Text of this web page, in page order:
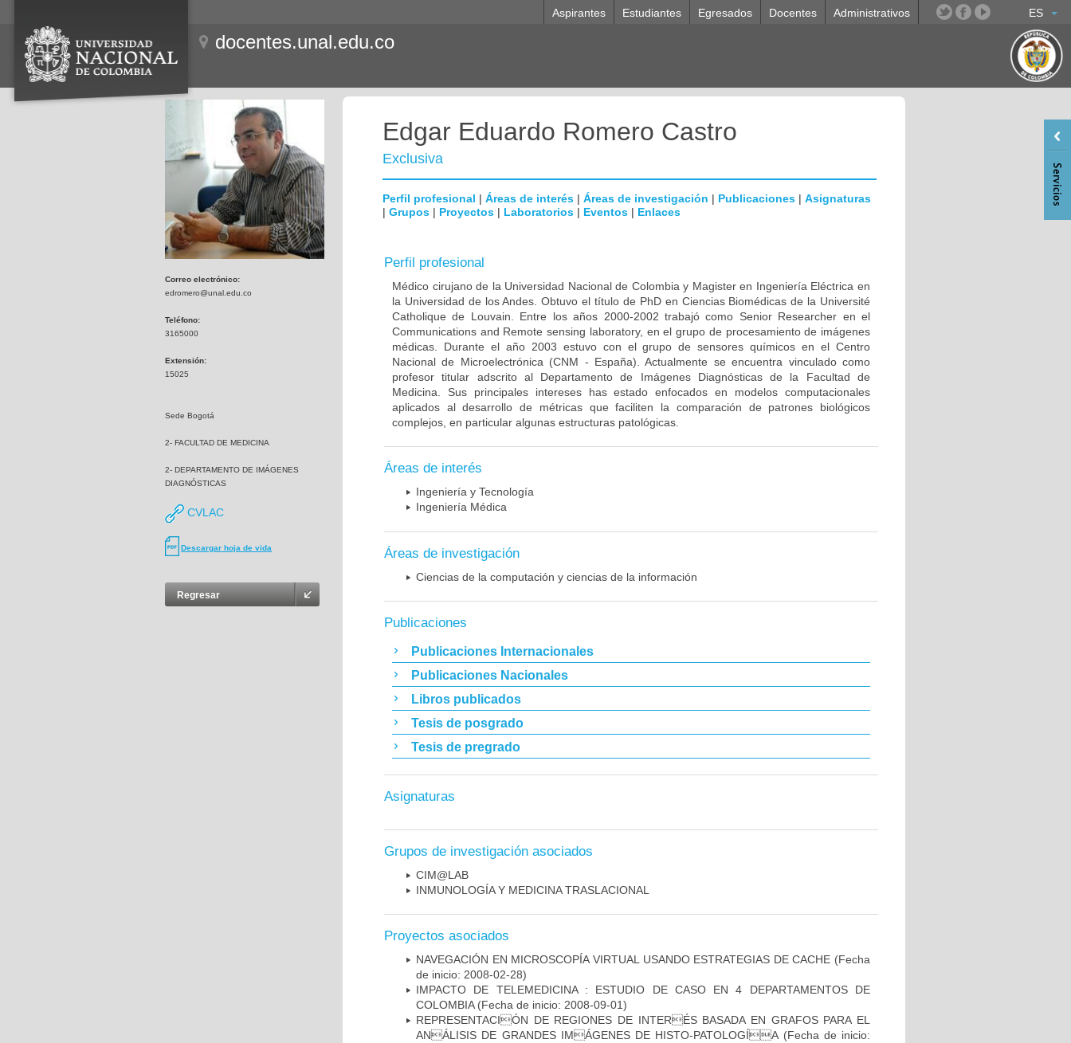
ES
Aspirantes Estudiantes Egresados Docentes Administrativos
docentes.unal.edu.co
Correo electrónico:
edromero@unal.edu.co
Teléfono:
3165000
Extensión:
15025
Sede Bogotá
2- FACULTAD DE MEDICINA
2- DEPARTAMENTO DE IMÁGENES
DIAGNÓSTICAS
CVLAC
Descargar hoja de vida
Regresar
Edgar Eduardo Romero Castro
Exclusiva
Perfil profesional | Áreas de interés | Áreas de investigación | Publicaciones | Asignaturas
| Grupos | Proyectos | Laboratorios | Eventos | Enlaces
Perfil profesional
Médico cirujano de la Universidad Nacional de Colombia y Magister en Ingeniería Eléctrica en
la Universidad de los Andes. Obtuvo el título de PhD en Ciencias Biomédicas de la Université
Catholique de Louvain. Entre los años 2000-2002 trabajó como Senior Researcher en el
Communications and Remote sensing laboratory, en el grupo de procesamiento de imágenes
médicas. Durante el año 2003 estuvo con el grupo de sensores químicos en el Centro
Nacional de Microelectrónica (CNM - España). Actualmente se encuentra vinculado como
profesor titular adscrito al Departamento de Imágenes Diagnósticas de la Facultad de
Medicina. Sus principales intereses has estado enfocados en modelos computacionales
aplicados al desarrollo de métricas que faciliten la comparación de patrones biológicos
complejos, en particular algunas estructuras patológicas.
Áreas de interés
Ingeniería y Tecnología
Ingeniería Médica
Áreas de investigación
Ciencias de la computación y ciencias de la información
Publicaciones
Publicaciones Internacionales
Publicaciones Nacionales
Libros publicados
Tesis de posgrado
Tesis de pregrado
Asignaturas
Grupos de investigación asociados
CIM@LAB
INMUNOLOGÍA Y MEDICINA TRASLACIONAL
Proyectos asociados
NAVEGACIÓN EN MICROSCOPÍA VIRTUAL USANDO ESTRATEGIAS DE CACHE (Fecha
de inicio: 2008-02-28)
IMPACTO DE TELEMEDICINA : ESTUDIO DE CASO EN 4 DEPARTAMENTOS DE
COLOMBIA(Fecha de inicio: 2008-09-01)
REPRESENTACIÓN DE REGIONES DE INTERÉS BASADA EN GRAFOS PARA EL
ANÁLISIS DE GRANDES IMÁGENES DE HISTO-PATOLOGÍA(Fecha de inicio: